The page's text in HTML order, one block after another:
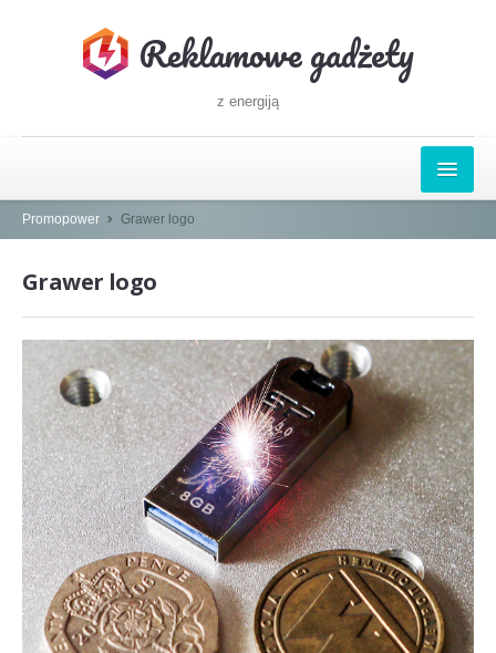
Reklamowe gadżety
z energiją
GŁÓWNA
GRAWER LOGO
DRUK UV FULL COLOR
TAMPONDRUK
KOKTAKTY
Promopower Grawer logo
Grawer logo